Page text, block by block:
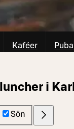
Kaféer
i
Sön